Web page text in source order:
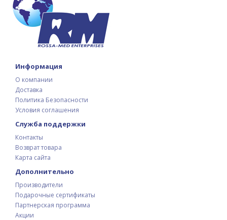
Информация
О компании
Доставка
Политика Безопасности
Условия соглашения
Служба поддержки
Контакты
Возврат товара
Карта сайта
Дополнительно
Производители
Подарочные сертификаты
Партнерская программа
Акции